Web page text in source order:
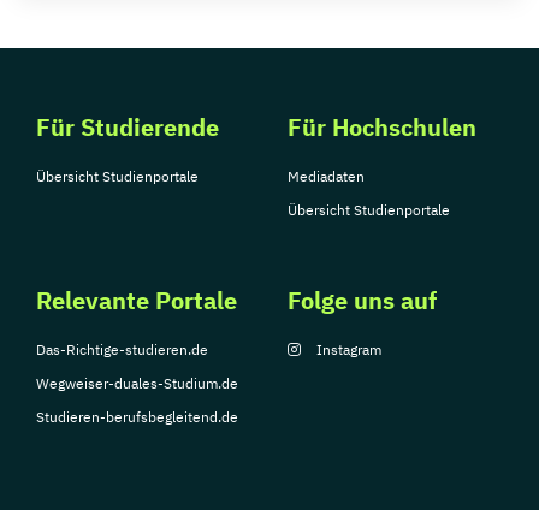
Für Studierende
Übersicht Studienportale
Für Hochschulen
Mediadaten
Übersicht Studienportale
Relevante Portale
Das-Richtige-studieren.de
Wegweiser-duales-Studium.de
Studieren-berufsbegleitend.de
Folge uns auf
Instagram